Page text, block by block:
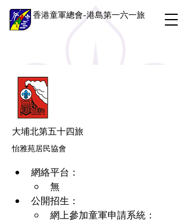
香港童軍總會-港島第一六一旅
大埔北第五十四旅
怡雅苑居民協會
網絡平台：
無
公開招生：
網上參加童軍申請系統：